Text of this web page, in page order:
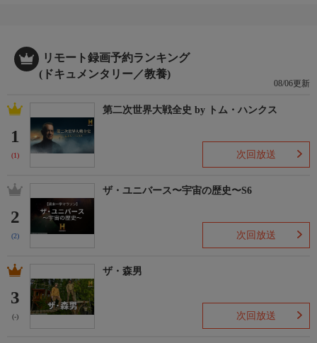
リモート録画予約ランキング
(ドキュメンタリー／教養)
08/06更新
1
(1)
第二次世界大戦全史 by トム・ハンクス
次回放送
2
(2)
ザ・ユニバース〜宇宙の歴史〜S6
次回放送
3
(-)
ザ・森男
次回放送